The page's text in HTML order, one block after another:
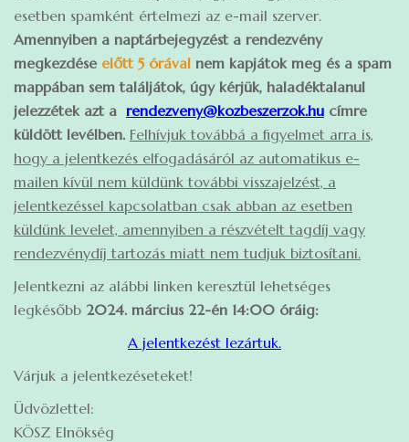
esetben spamként értelmezi az e-mail szerver.
Amennyiben a naptárbejegyzést a rendezvény
megkezdése előtt 5 órával nem kapjátok meg és a spam
mappában sem találjátok, úgy kérjük, haladéktalanul
jelezzétek azt a rendezveny@kozbeszerzok.hu címre
küldött levélben. Felhívjuk továbbá a figyelmet arra is,
hogy a jelentkezés elfogadásáról az automatikus e-
mailen kívül nem küldünk további visszajelzést, a
jelentkezéssel kapcsolatban csak abban az esetben
küldünk levelet, amennyiben a részvételt tagdíj vagy
rendezvénydíj tartozás miatt nem tudjuk biztosítani.
Jelentkezni az alábbi linken keresztül lehetséges
legkésőbb 2024. március 22-én 14:00 óráig:
A jelentkezést lezártuk.
Várjuk a jelentkezéseteket!
Üdvözlettel:
KÖSZ Elnökség